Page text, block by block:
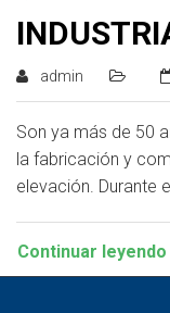
admin
Son ya más de 50
la fabricación y
elevación. Durante
Continuar leyendo